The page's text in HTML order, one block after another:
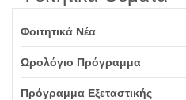
Φοιτητικά Νέα
Ωρολόγιο Πρόγραμμα
Πρόγραμμα Εξεταστικής